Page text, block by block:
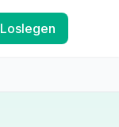
Loslegen